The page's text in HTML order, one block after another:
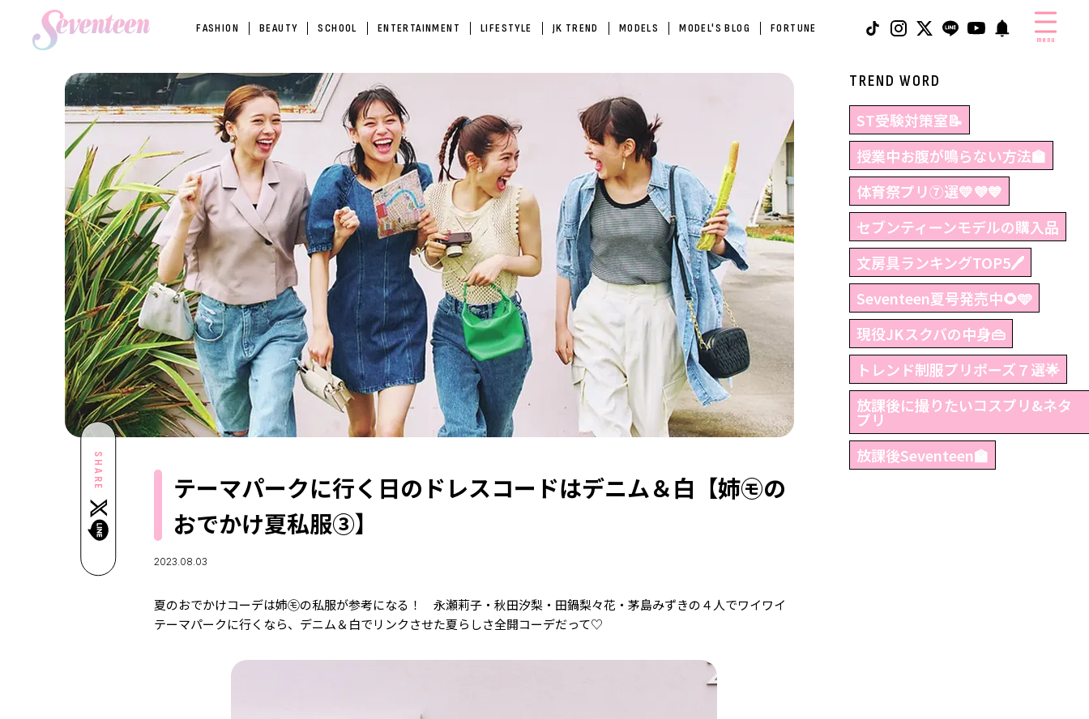
FASHION BEAUTY SCHOOL ENTERTAINMENT LIFESTYLE JK TREND MODELS MODEL'S BLOG FORTUNE
menu
SHARE
テーマパークに行く日のドレスコードはデニム＆白【姉㋲の
おでかけ夏私服③】
2023.08.03
夏のおでかけコーデは姉㋲の私服が参考になる！ 永瀬莉子・秋田汐梨・田鍋梨々花・茅島みずきの４人でワイワイ
テーマパークに行くなら、デニム＆白でリンクさせた夏らしさ全開コーデだって♡
TREND WORD
ST受験対策室📝
授業中お腹が鳴らない方法🏫
体育祭プリ⑦選💛💜💙
セブンティーンモデルの購入品
文房具ランキングTOP5🖊
Seventeen夏号発売中🌻🩵
現役JKスクバの中身👜
トレンド制服プリポーズ７選🌟
放課後に撮りたいコスプリ&ネタ
プリ
放課後Seventeen🏫